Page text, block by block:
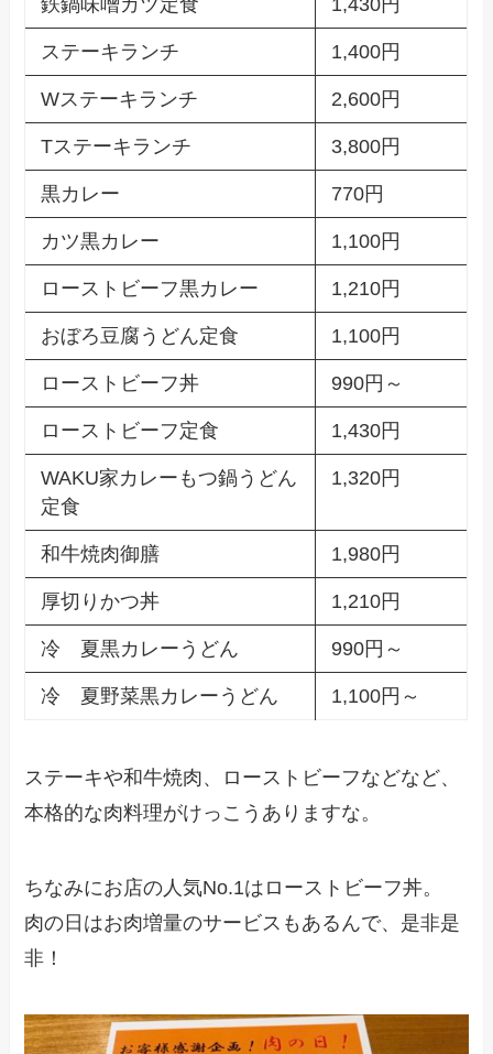
ステーキランチ 1,400円
Wステーキランチ 2,600円
Tステーキランチ 3,800円
黒カレー 770円
カツ黒カレー 1,100円
ローストビーフ黒カレー 1,210円
おぼろ豆腐うどん定食 1,100円
ローストビーフ丼 990円～
ローストビーフ定食 1,430円
WAKU家カレーもつ鍋うどん
定食
1,320円
和牛焼肉御膳 1,980円
厚切りかつ丼 1,210円
冷 夏黒カレーうどん 990円～
冷 夏野菜黒カレーうどん 1,100円～
ステーキや和牛焼肉、ローストビーフなどなど、
本格的な肉料理がけっこうありますな。
ちなみにお店の人気No.1はローストビーフ丼。
肉の日はお肉増量のサービスもあるんで、是非是
非！